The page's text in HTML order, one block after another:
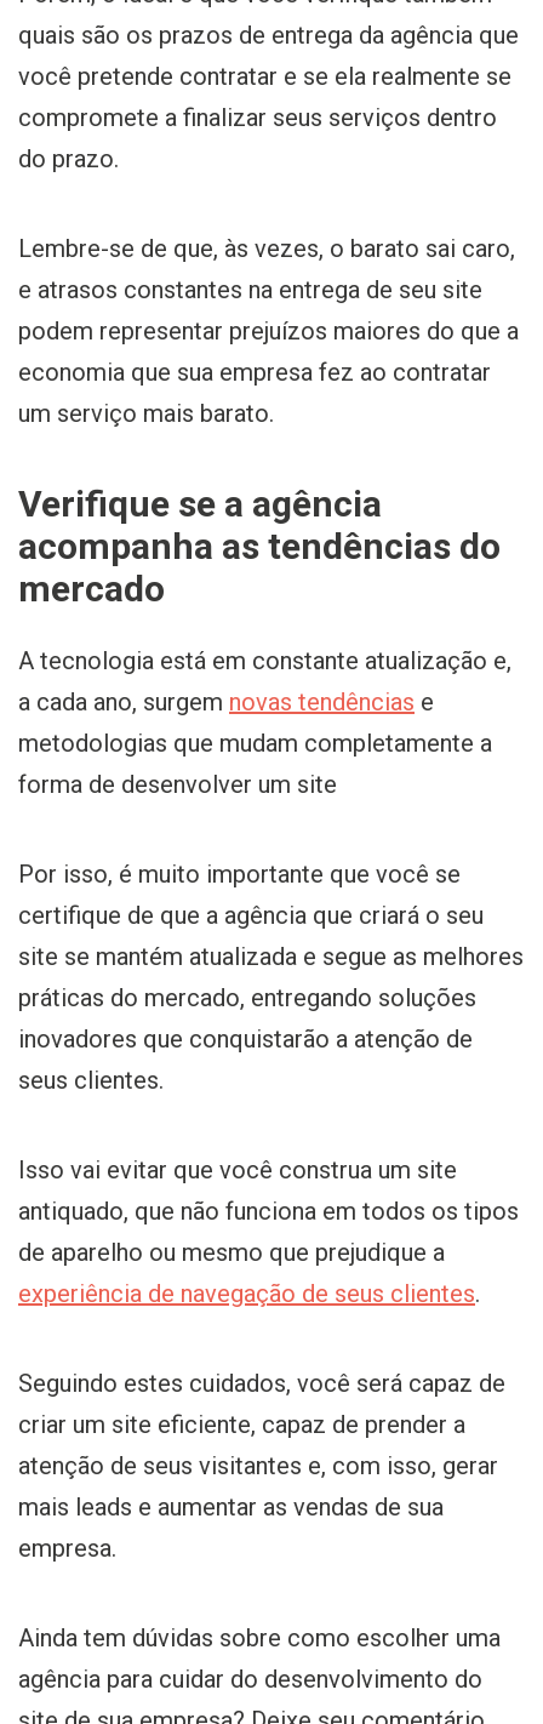
quais são os prazos de entrega da agência que
você pretende contratar e se ela realmente se
compromete a finalizar seus serviços dentro
do prazo.
Lembre-se de que, às vezes, o barato sai caro,
e atrasos constantes na entrega de seu site
podem representar prejuízos maiores do que a
economia que sua empresa fez ao contratar
um serviço mais barato.
Verifique se a agência
acompanha as tendências do
mercado
A tecnologia está em constante atualização e,
a cada ano, surgem novas tendências e
metodologias que mudam completamente a
forma de desenvolver um site
Por isso, é muito importante que você se
certifique de que a agência que criará o seu
site se mantém atualizada e segue as melhores
práticas do mercado, entregando soluções
inovadores que conquistarão a atenção de
seus clientes.
Isso vai evitar que você construa um site
antiquado, que não funciona em todos os tipos
de aparelho ou mesmo que prejudique a
experiência de navegação de seus clientes.
Seguindo estes cuidados, você será capaz de
criar um site eficiente, capaz de prender a
atenção de seus visitantes e, com isso, gerar
mais leads e aumentar as vendas de sua
empresa.
Ainda tem dúvidas sobre como escolher uma
agência para cuidar do desenvolvimento do